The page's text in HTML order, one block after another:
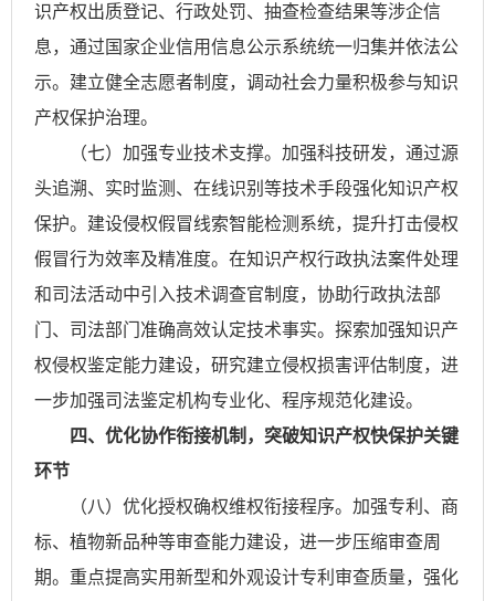
识产权出质登记、行政处罚、抽查检查结果等涉企信
息，通过国家企业信用信息公示系统统一归集并依法公
示。建立健全志愿者制度，调动社会力量积极参与知识
产权保护治理。
（七）加强专业技术支撑。加强科技研发，通过源
头追溯、实时监测、在线识别等技术手段强化知识产权
保护。建设侵权假冒线索智能检测系统，提升打击侵权
假冒行为效率及精准度。在知识产权行政执法案件处理
和司法活动中引入技术调查官制度，协助行政执法部
门、司法部门准确高效认定技术事实。探索加强知识产
权侵权鉴定能力建设，研究建立侵权损害评估制度，进
一步加强司法鉴定机构专业化、程序规范化建设。
四、优化协作衔接机制，突破知识产权快保护关键
环节
（八）优化授权确权维权衔接程序。加强专利、商
标、植物新品种等审查能力建设，进一步压缩审查周
期。重点提高实用新型和外观设计专利审查质量，强化